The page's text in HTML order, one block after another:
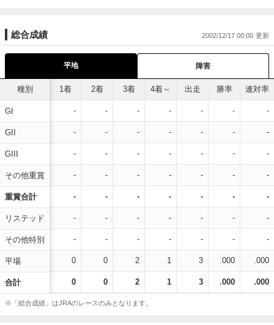
総合成績 2002/12/17 00:00
平地 障害
種別
GI
GII
GIII
その他重賞
重賞合計
リステッド
その他特別
平場
合計
1着 2着 3着 4着～ 出走 勝率 連対率
- - - - - - -
- - - - - - -
- - - - - - -
- - - - - - -
- - - - - - -
- - - - - - -
- - - - - - -
0 0 2 1 3 .000 .000
0 0 2 1 3 .000 .000
※「総合成績」はJRAのレースのみとなります。